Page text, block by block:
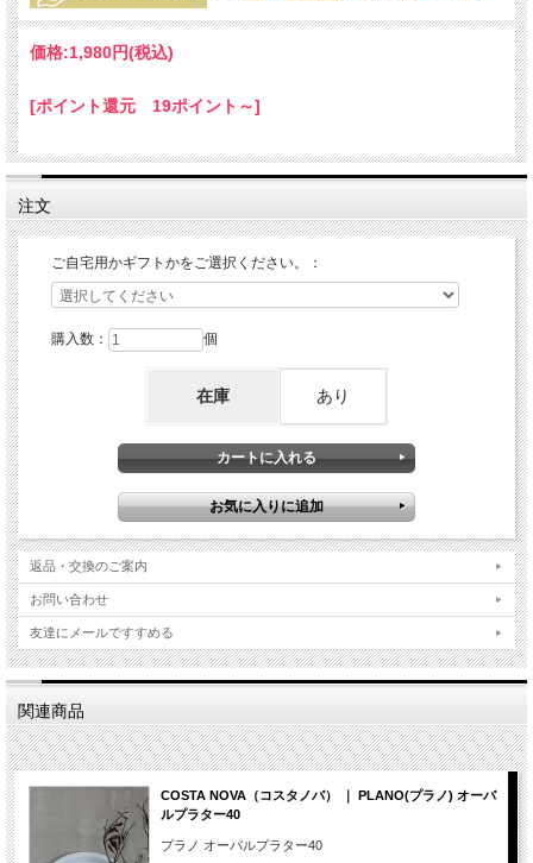
価格:1,980円(税込)
[ポイント還元 19ポイント～]
注文
ご自宅用かギフトかをご選択ください。：
購入数： 個
在庫 あり
返品・交換のご案内
お問い合わせ
友達にメールですすめる
関連商品
COSTA NOVA（コスタノバ） ｜ PLANO(プラノ) オーバ
ルプラター40
プラノ オーバルプラター40